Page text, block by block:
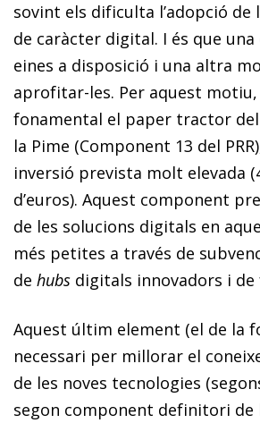
sovint els dificulta l’adopció de
de caràcter digital. I és que
eines a disposició i una altra
aprofitar-les. Per aquest motiu,
fonamental el paper tractor del
la Pime (Component 13 del
inversió prevista molt elevada
d’euros). Aquest component
de les solucions digitals en
més petites a través de
de hubs digitals innovadors i de
Aquest últim element (el de la
necessari per millorar el
de les noves tecnologies
segon component definitori de